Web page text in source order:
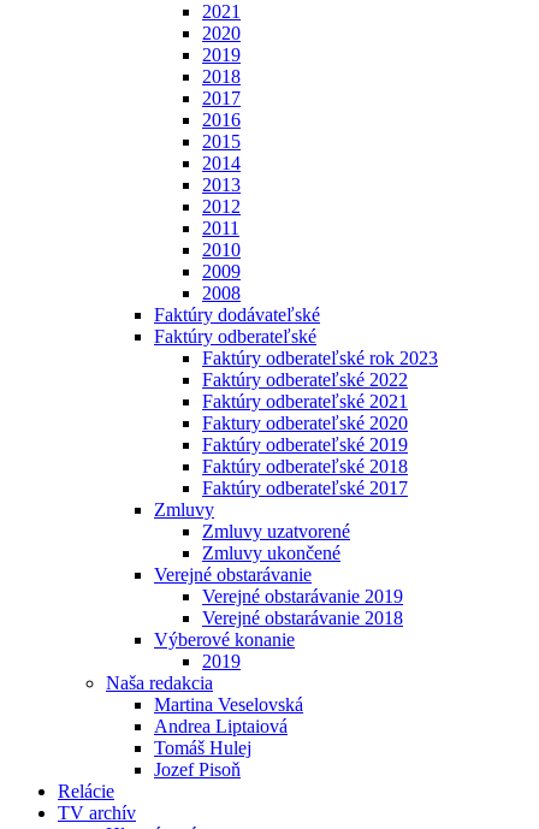
2021
2020
2019
2018
2017
2016
2015
2014
2013
2012
2011
2010
2009
2008
Faktúry dodávateľské
Faktúry odberateľské
Faktúry odberateľské rok 2023
Faktúry odberateľské 2022
Faktúry odberateľské 2021
Faktury odberateľské 2020
Faktúry odberateľské 2019
Faktúry odberateľské 2018
Faktúry odberateľské 2017
Zmluvy
Zmluvy uzatvorené
Zmluvy ukončené
Verejné obstarávanie
Verejné obstarávanie 2019
Verejné obstarávanie 2018
Výberové konanie
2019
Naša redakcia
Martina Veselovská
Andrea Liptaiová
Tomáš Hulej
Jozef Pisoň
Relácie
TV archív